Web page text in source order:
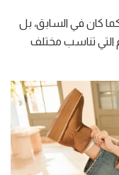
كان في السابق، بل
تناسب مختلف